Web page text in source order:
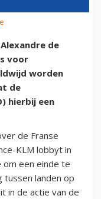
de
voor
worden
de
hierbij een
de Franse
KLM lobbyt in
om een einde te
tussen landen op
in de actie van de